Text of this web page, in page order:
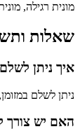
מונית רגילה,
שאלות
איך ניתן
ניתן לשלם
האם יש צורך